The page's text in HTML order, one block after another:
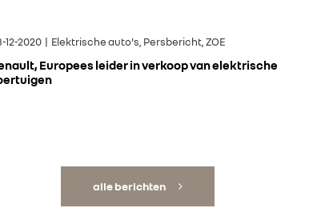
12-2020 | Elektrische auto's, Persbericht, ZOE
Europees leider in verkoop van elektrische
alle berichten